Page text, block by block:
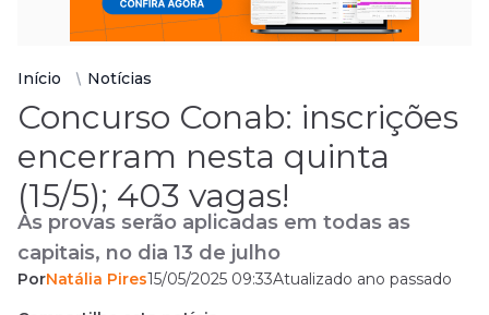
Início Notícias
Concurso Conab: inscrições
encerram nesta quinta
(15/5); 403 vagas!
As provas serão aplicadas em todas as
capitais, no dia 13 de julho
PorNatália Pires15/05/2025 09:33Atualizado ano passado